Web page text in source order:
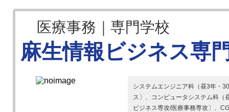
医療事務｜専門学校
麻生情報ビジネス専
システムエンジニア科（昼3年・
ス〕、コンピュータシステム科（
ビジネス専攻/医療事務専攻〕、